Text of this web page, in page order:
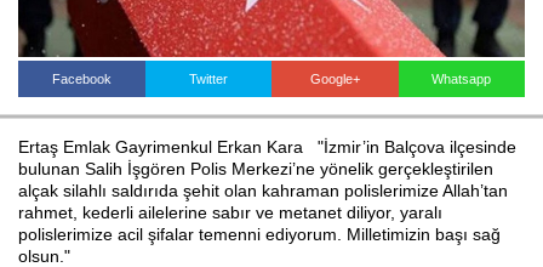
Facebook Twitter Google+ Whatsapp
Ertaş Emlak Gayrimenkul Erkan Kara "İzmir’in Balçova ilçesinde
bulunan Salih İşgören Polis Merkezi’ne yönelik gerçekleştirilen
alçak silahlı saldırıda şehit olan kahraman polislerimize Allah’tan
rahmet, kederli ailelerine sabır ve metanet diliyor, yaralı
polislerimize acil şifalar temenni ediyorum. Milletimizin başı sağ
olsun."